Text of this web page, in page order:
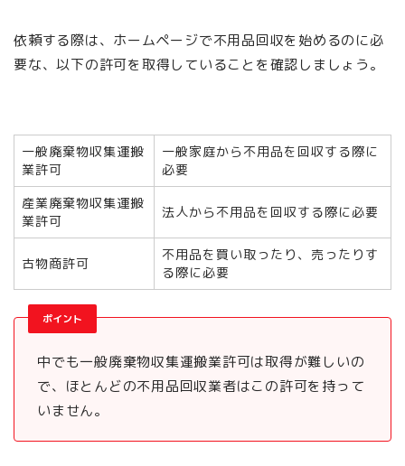
依頼する際は、ホームページで不用品回収を始めるのに必
要な、以下の許可を取得していることを確認しましょう。
一般廃棄物収集運搬
業許可
一般家庭から不用品を回収する際に
必要
産業廃棄物収集運搬
業許可
法人から不用品を回収する際に必要
古物商許可
不用品を買い取ったり、売ったりす
る際に必要
ポイント
中でも一般廃棄物収集運搬業許可は取得が難しいの
で、ほとんどの不用品回収業者はこの許可を持って
いません。